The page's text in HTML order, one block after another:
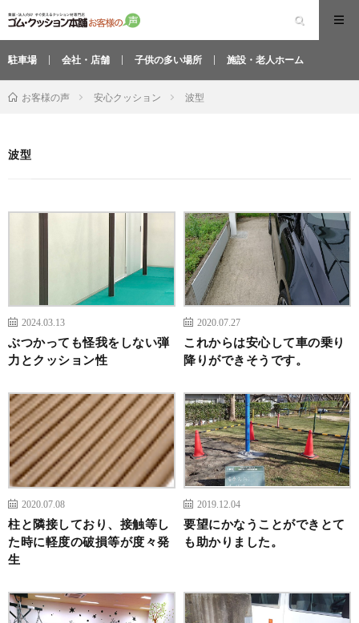
駐車場 会社・店舗 子供の多い場所 施設・老人ホーム
お客様の声 安心クッション 波型
波型
2024.03.13
ぶつかっても怪我をしない弾
力とクッション性
2020.07.27
これからは安心して車の乗り
降りができそうです。
2020.07.08
柱と隣接しており、接触等し
た時に軽度の破損等が度々発
生
2019.12.04
要望にかなうことができとて
も助かりました。